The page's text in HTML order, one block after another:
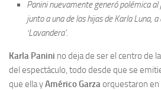
Panini nuevamente generó polémica
junto a una de las hijas de Karla Luna,
‘Lavandera’.
Karla Panini no deja de ser el centro de
del espectáculo, todo desde que se
que ella yAmérico Garzaorquestaron en